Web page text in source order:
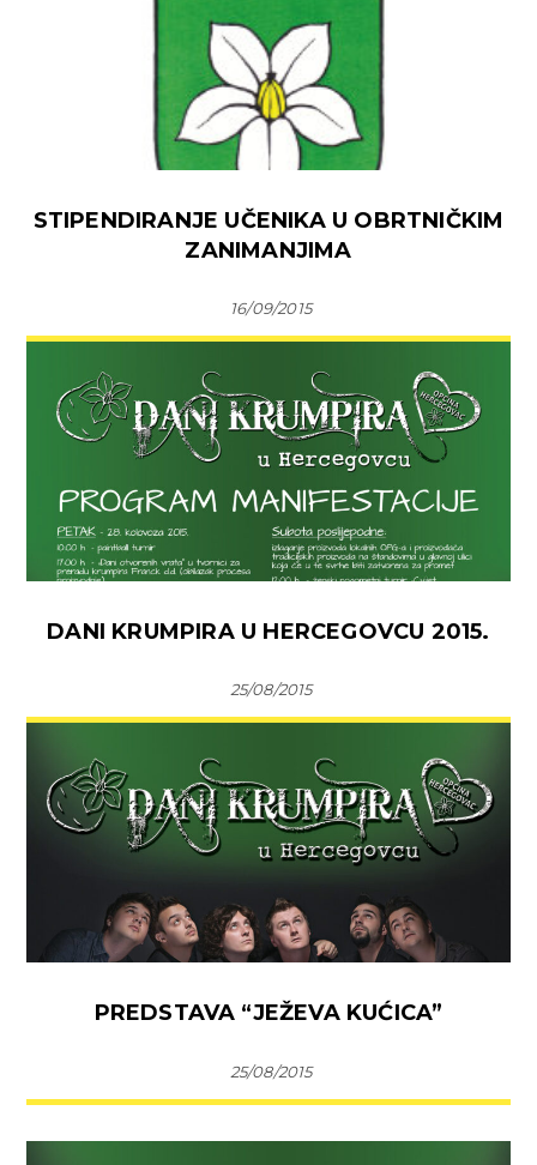
STIPENDIRANJE UČENIKA U OBRTNIČKIM
ZANIMANJIMA
16/09/2015
DANI KRUMPIRA U HERCEGOVCU 2015.
25/08/2015
PREDSTAVA “JEŽEVA KUĆICA”
25/08/2015